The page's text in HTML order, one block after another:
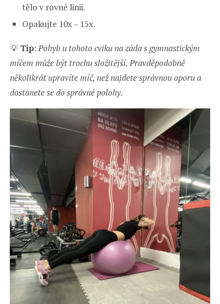
tělo v rovné linii.
Opakujte 10x – 15x.
💡 Tip:Pohyb u tohoto cviku na záda s gymnastickým
míčem může být trochu složitější. Pravděpodobně
několikrát upravíte míč, než najdete správnou oporu a
dostanete se do správné polohy.